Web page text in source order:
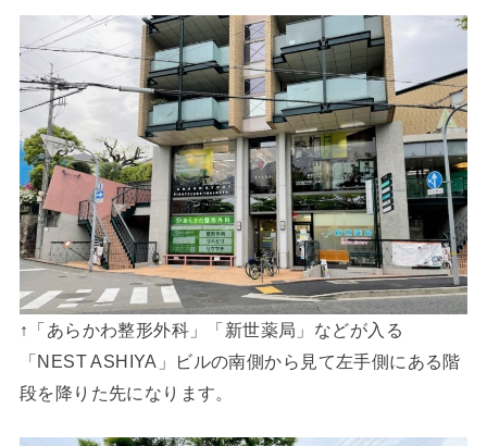
↑「あらかわ整形外科」「新世薬局」などが入る
「NEST ASHIYA」ビルの南側から見て左手側にある階
段を降りた先になります。